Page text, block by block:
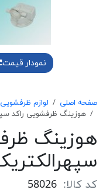
نمودار قیمت
صفحه اصلی لوازم ظرفشویی
هوزينگ ظرفشويی راكد
هوزينگ
کد کالا: 58026